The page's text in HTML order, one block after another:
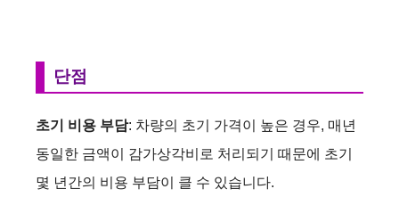
단점
초기 비용 부담: 차량의 초기 가격이 높은 경우, 매년
동일한 금액이 감가상각비로 처리되기 때문에 초기
몇 년간의 비용 부담이 클 수 있습니다.